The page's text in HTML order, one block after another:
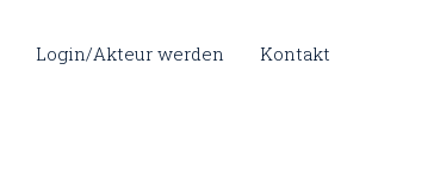
Login/Akteur werden Kontakt